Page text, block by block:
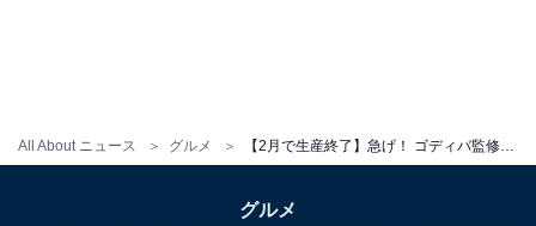
All About ニュース グルメ
グルメ